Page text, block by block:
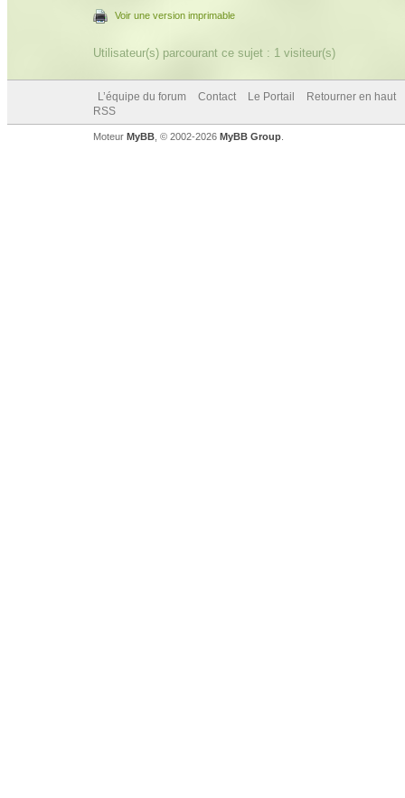
Voir une version imprimable
Utilisateur(s) parcourant ce sujet : 1 visiteur(s)
L’équipe du forum Contact Le Portail
Retourner en haut
RSS
Moteur MyBB , © 2002-2026 MyBB Group